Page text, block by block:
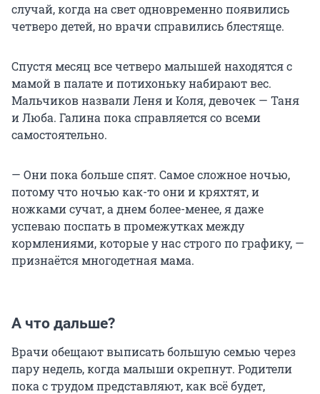
случай, когда на свет одновременно появились
четверо детей, но врачи справились блестяще.
Спустя месяц все четверо малышей находятся с
мамой в палате и потихоньку набирают вес.
Мальчиков назвали Леня и Коля, девочек — Таня
и Люба. Галина пока справляется со всеми
самостоятельно.
— Они пока больше спят. Самое сложное ночью,
потому что ночью как-то они и кряхтят, и
ножками сучат, а днем более-менее, я даже
успеваю поспать в промежутках между
кормлениями, которые у нас строго по графику, —
признаётся многодетная мама.
А что дальше?
Врачи обещают выписать большую семью через
пару недель, когда малыши окрепнут. Родители
пока с трудом представляют, как всё будет,